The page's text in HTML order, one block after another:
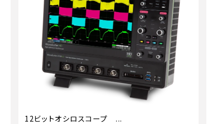
12ビットオシロスコープ ...